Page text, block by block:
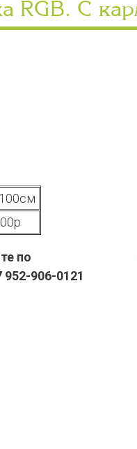
RGB. С
по
906-0121